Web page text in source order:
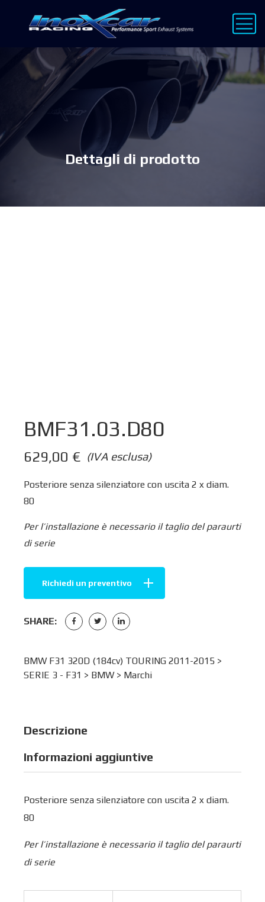
Dettagli di prodotto
BMF31.03.D80
(IVA esclusa)
629,00 €
Posteriore senza silenziatore con uscita 2 x diam.
80
Per l’installazione è necessario il taglio del paraurti
di serie
Richiedi un preventivo
SHARE:
BMW F31 320D (184cv) TOURING 2011-2015 >
SERIE 3 - F31 > BMW> Marchi
Descrizione
Informazioni aggiuntive
Posteriore senza silenziatore con uscita 2 x diam.
80
Per l’installazione è necessario il taglio del paraurti
di serie